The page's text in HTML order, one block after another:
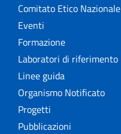
Comitato Etico Nazionale
Eventi
Formazione
Laboratori di riferimento
Linee guida
Organismo Notificato
Progetti
Pubblicazioni